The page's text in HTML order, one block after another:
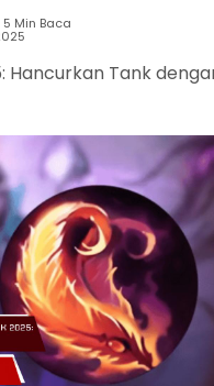
5 Min Baca
Hancurkan Tank